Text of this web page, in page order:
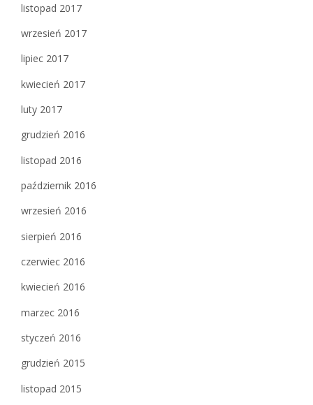
listopad 2017
wrzesień 2017
lipiec 2017
kwiecień 2017
luty 2017
grudzień 2016
listopad 2016
październik 2016
wrzesień 2016
sierpień 2016
czerwiec 2016
kwiecień 2016
marzec 2016
styczeń 2016
grudzień 2015
listopad 2015